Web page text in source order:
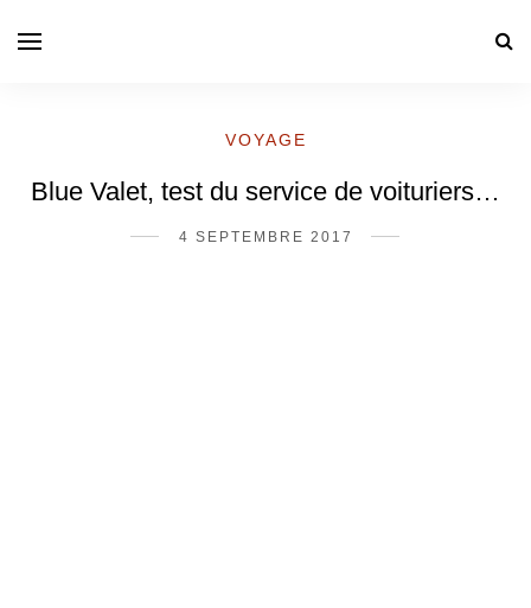
VOYAGE
Blue Valet, test du service de voituriers…
4 SEPTEMBRE 2017